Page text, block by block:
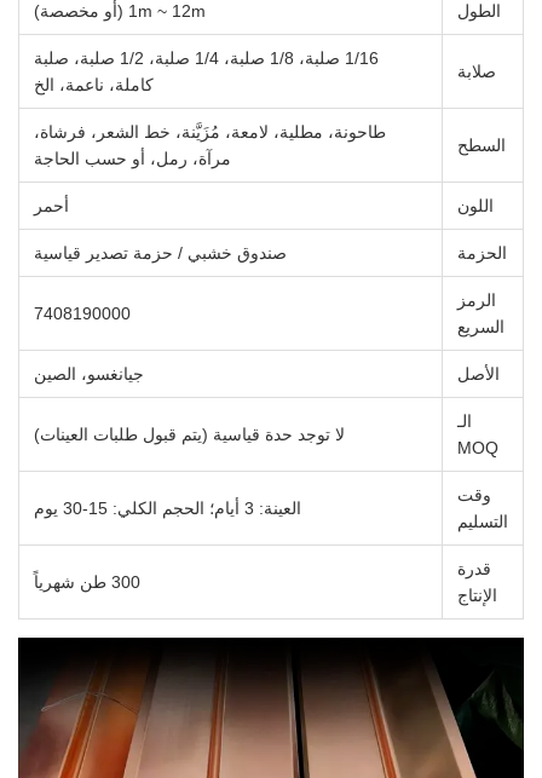
الطول 1m ~ 12m (أو مخصصة)
صلابة
1/16 صلبة، 1/8 صلبة، 1/4 صلبة، 1/2 صلبة، صلبة
كاملة، ناعمة، الخ
السطح
طاحونة، مطلية، لامعة، مُزَيَّنة، خط الشعر، فرشاة،
مرآة، رمل، أو حسب الحاجة
اللون أحمر
الحزمة صندوق خشبي / حزمة تصدير قياسية
الرمز
السريع
7408190000
الأصل جيانغسو، الصين
الـ
MOQ
لا توجد حدة قياسية (يتم قبول طلبات العينات)
وقت
التسليم
العينة: 3 أيام؛ الحجم الكلي: 15-30 يوم
قدرة
الإنتاج
300 طن شهرياً